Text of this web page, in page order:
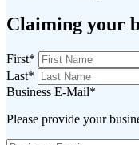
Claiming your
First*
Last*
Business E-Mail*
Please provide your